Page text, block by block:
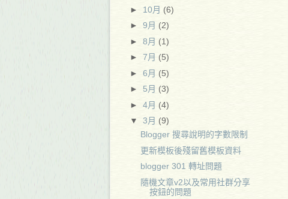
► 10月 (6)
► 9月 (2)
► 8月 (1)
► 7月 (5)
► 6月 (5)
► 5月 (3)
► 4月 (4)
▼ 3月 (9)
Blogger 搜尋說明的字數限制
更新模板後殘留舊模板資料
blogger 301 轉址問題
隨機文章v2以及常用社群分享
按鈕的問題